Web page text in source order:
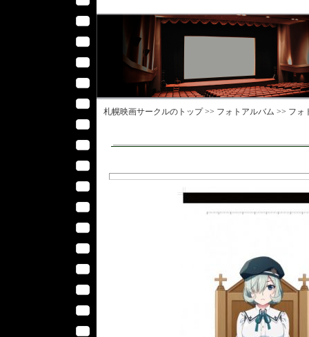
札幌映画サークルのトップ >> フォトアルバム >> フォ